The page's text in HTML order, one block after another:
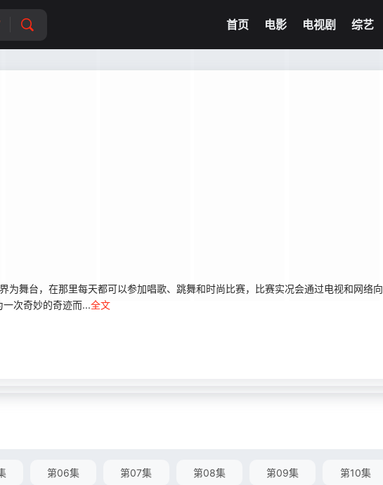
首页 电影 电视剧 综艺
舞台，在那里每天都可以参加唱歌、跳舞和时尚比赛，比赛实况会通过电视和网络向
次奇妙的奇迹而...全文
第06集 第07集 第08集 第09集 第10集